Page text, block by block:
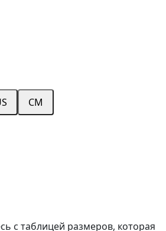
CM
с таблицей размеров, которая